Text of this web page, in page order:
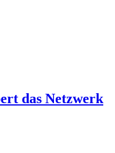
das Netzwerk